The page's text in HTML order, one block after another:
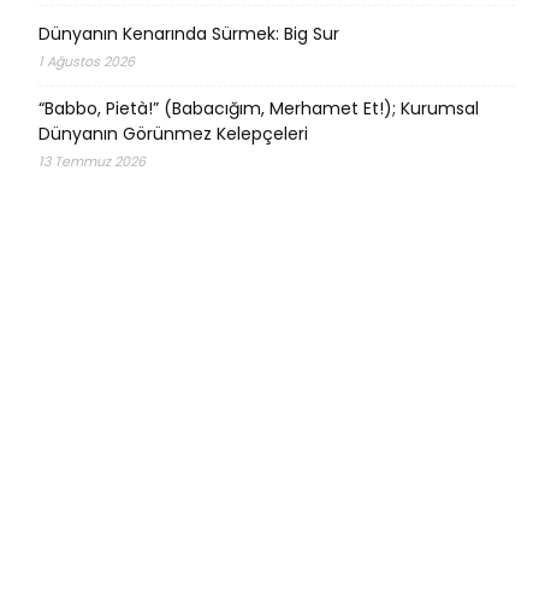
Dünyanın Kenarında Sürmek: Big Sur
1 Ağustos 2026
“Babbo, Pietà!” (Babacığım, Merhamet Et!); Kurumsal
Dünyanın Görünmez Kelepçeleri
13 Temmuz 2026